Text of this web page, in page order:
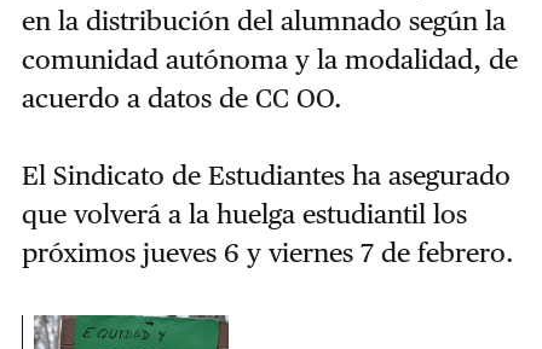
en la distribución del alumnado según la
comunidad autónoma y la modalidad, de
acuerdo a datos de CC OO.
El Sindicato de Estudiantes ha asegurado
que volverá a la huelga estudiantil los
próximos jueves 6 y viernes 7 de febrero.